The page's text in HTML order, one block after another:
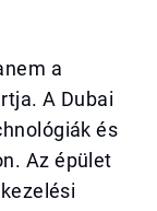
a
A Dubai
és
Az épület